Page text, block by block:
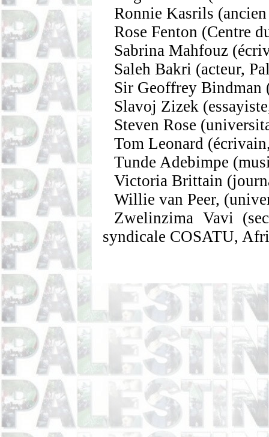
RonnieKasrils
Rose Fenton (Centre
Sabrina Mahfouz
Saleh Bakri (acteur,
Sir GeoffreyBindman
Slavoj Zizek
Steven Rose
Tom Leonard
Tunde Adebimpe
VictoriaBrittain
Willie van Peer,
Zwelinzima Vavi
syndicale COSATU,